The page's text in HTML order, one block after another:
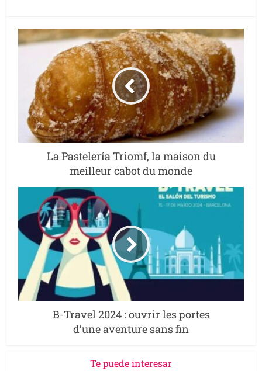
La Pastelería Triomf, la maison du
meilleur cabot du monde
B-Travel 2024 : ouvrir les portes
d’une aventure sans fin
Te puede interesar